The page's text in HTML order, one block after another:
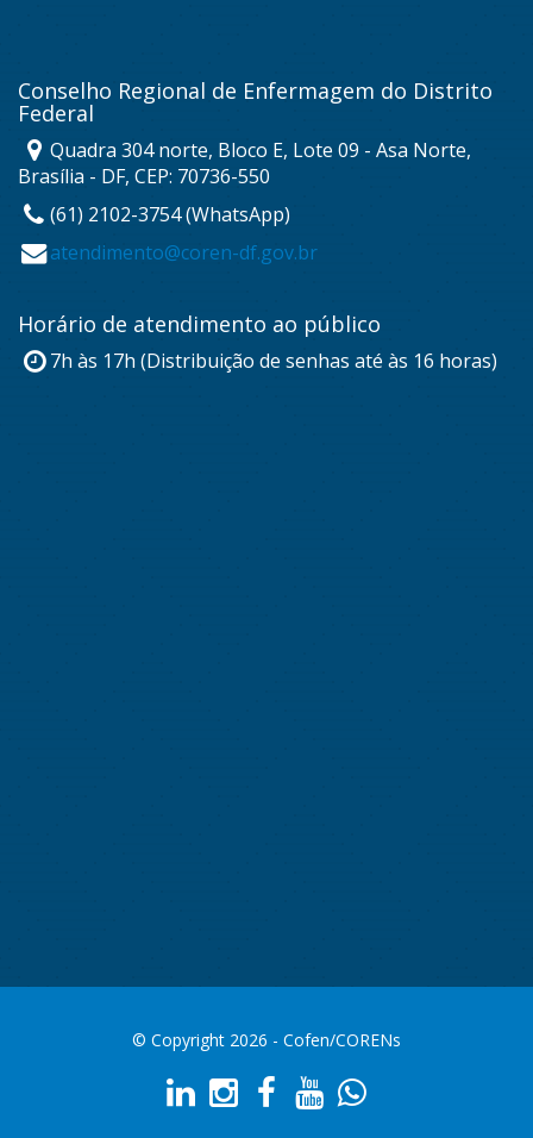
Conselho Regional de Enfermagem do Distrito
Federal
Quadra 304 norte, Bloco E, Lote 09 - Asa Norte,
Brasília - DF, CEP: 70736-550
(61) 2102-3754 (WhatsApp)
atendimento@coren-df.gov.br
Horário de atendimento ao público
7h às 17h (Distribuição de senhas até às 16 horas)
© Copyright 2026 - Cofen/CORENs